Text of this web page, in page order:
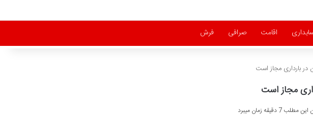
اقامت صرافی فرش
بارداری مجاز است
مجاز است
7 دقیقه زمان میبرد